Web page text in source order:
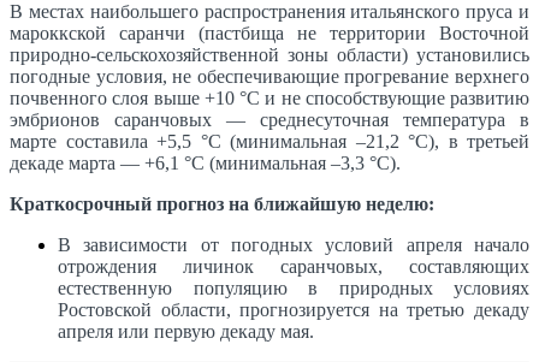
В местах наибольшего распространения итальянского пруса и
мароккской саранчи (пастбища не территории Восточной
природно-сельскохозяйственной зоны области) установились
погодные условия, не обеспечивающие прогревание верхнего
почвенного слоя выше +10 °С и не способствующие развитию
эмбрионов саранчовых — среднесуточная температура в
марте составила +5,5 °С (минимальная –21,2 °С), в третьей
декаде марта — +6,1 °С (минимальная –3,3 °С).
Краткосрочный прогноз на ближайшую неделю:
В зависимости от погодных условий апреля начало
отрождения личинок саранчовых, составляющих
естественную популяцию в природных условиях
Ростовской области, прогнозируется на третью декаду
апреля или первую декаду мая.